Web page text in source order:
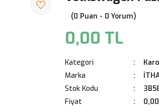
(0 Puan - 0 Yorum)
0,00 TL
Kategori
Marka
Stok Kodu
Fiyat